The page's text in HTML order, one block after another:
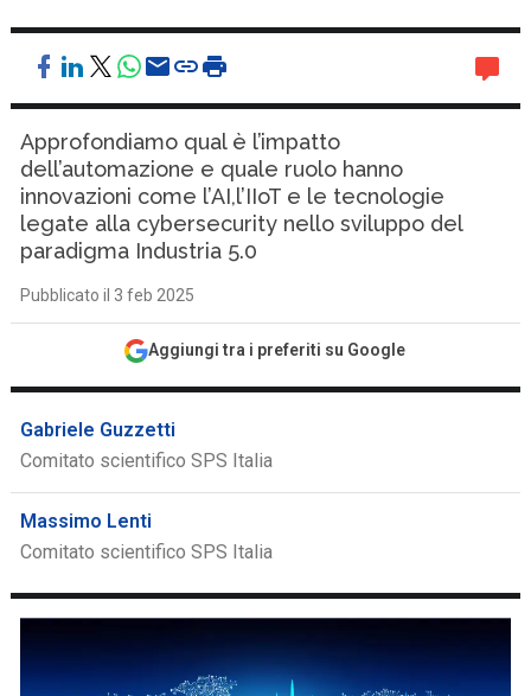
Approfondiamo qual è l’impatto
dell’automazione e quale ruolo hanno
innovazioni come l’AI,l’IIoT e le tecnologie
legate alla cybersecurity nello sviluppo del
paradigma Industria 5.0
Pubblicato il 3 feb 2025
Aggiungi tra i preferiti su Google
Gabriele Guzzetti
Comitato scientifico SPS Italia
Massimo Lenti
Comitato scientifico SPS Italia